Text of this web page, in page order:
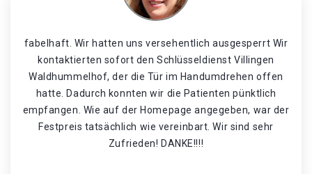
fabelhaft. Wir hatten uns versehentlich ausgesperrt Wir
kontaktierten sofort den Schlüsseldienst Villingen
Waldhummelhof, der die Tür im Handumdrehen offen
hatte. Dadurch konnten wir die Patienten pünktlich
empfangen. Wie auf der Homepage angegeben, war der
Festpreis tatsächlich wie vereinbart. Wir sind sehr
Zufrieden! DANKE!!!!